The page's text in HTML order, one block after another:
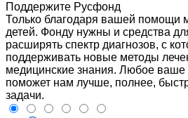
Поддержите Русфонд
Только благодаря вашей помощи
детей. Фонду нужны и средства
расширять спектр диагнозов, с
поддерживать новые методы
медицинские знания. Любое
поможет нам лучше, полнее,
задачи.